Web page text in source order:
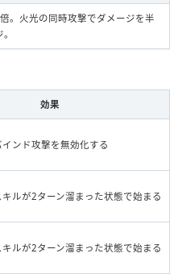
。火光の同時攻撃でダメージを半
効果
ンド攻撃を無効化する
ルが2ターン溜まった状態で始まる
ルが2ターン溜まった状態で始まる